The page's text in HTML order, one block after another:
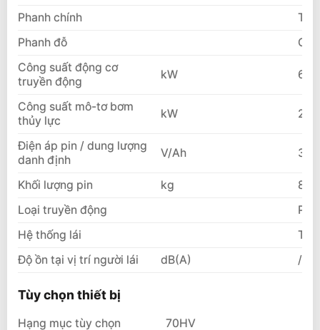
Phanh chính
Phanh đỗ
Cơ
Công suất động cơ
truyền động
kW 60
Công suất mô-tơ bơm
thủy lực
kW
Điện áp pin / dung lượng
danh định
V/Ah
Khối lượng pin kg
893
Loại truyền động
Hệ thống lái
Độ ồn tại vị trí người lái
dB(A) /
Tùy chọn thiết bị
Hạng mục tùy chọn 70HV